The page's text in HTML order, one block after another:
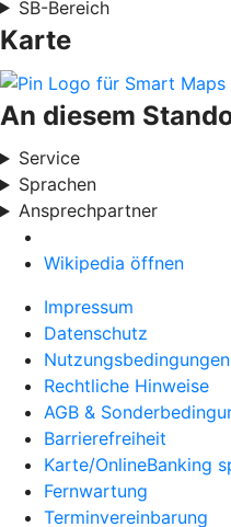
SB-Bereich
Karte
An diesem
Service
Sprachen
Ansprechpartner
Wikipedia öffnen
Impressum
Datenschutz
Nutzungsbedingungen
Rechtliche Hinweise
AGB &
Barrierefreiheit
Karte/OnlineBanking
Fernwartung
Terminvereinbarung